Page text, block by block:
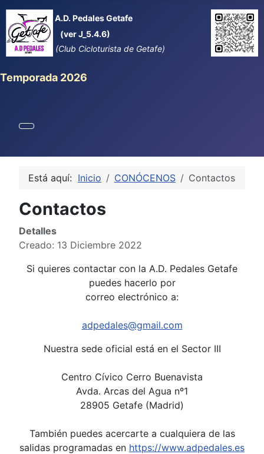
A.D. Pedales Getafe
(ver J_5.4.6)
(Club Cicloturista de Getafe)
Temporada 2026
Está aquí: Inicio CONÓCENOS Contactos
Contactos
Detalles
Creado: 13 Diciembre 2022
Si quieres contactar con la A.D. Pedales Getafe
puedes hacerlo por
correo electrónico a:
adpedales@gmail.com
Nuestra sede oficial está en el Sector III
Centro Cívico Cerro Buenavista
Avda. Arcas del Agua nº1
28905 Getafe (Madrid)
También puedes acercarte a cualquiera de las
salidas programadas en https://www.adpedales.es